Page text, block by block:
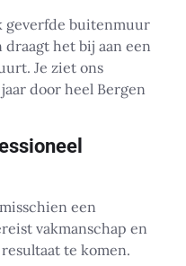
geverfde buitenmuur
het bij aan een
Je ziet ons
door heel Bergen
een
vakmanschap en
te komen.